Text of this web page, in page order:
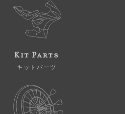
Kit Parts
キットパーツ